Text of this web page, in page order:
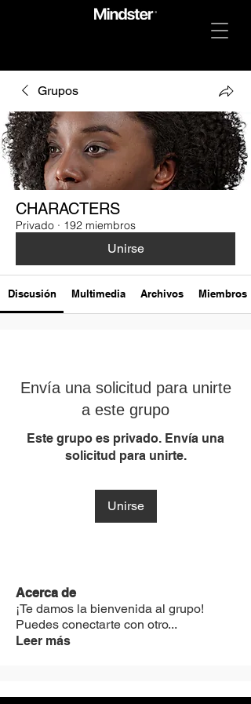
Grupos
CHARACTERS
Privado · 192 miembros
Unirse
Discusión Multimedia Archivos Miembros
Envía una solicitud para unirte
a este grupo
Este grupo es privado. Envía una
solicitud para unirte.
Unirse
Acerca de
¡Te damos la bienvenida al grupo!
Puedes conectarte con otro...
Leer más